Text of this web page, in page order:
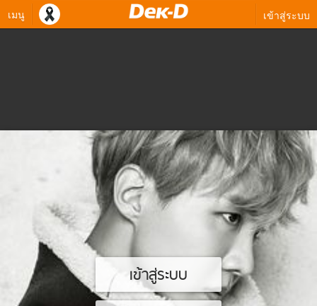
เมนู เข้าสู่ระบบ
เข้าสู่ระบบ